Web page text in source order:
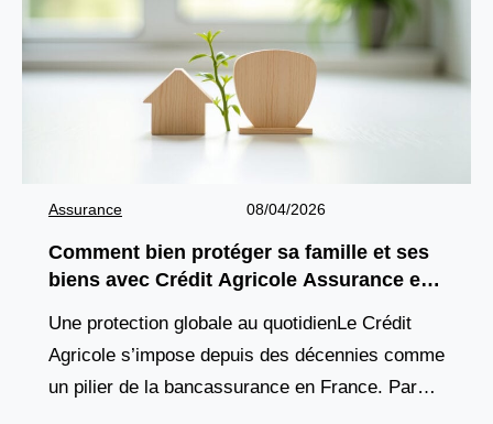
Assurance 08/04/2026
Comment bien protéger sa famille et ses
biens avec Crédit Agricole Assurance en
Une protection globale au quotidienLe Crédit
Agricole s’impose depuis des décennies comme
un pilier de la bancassurance en France. Parce